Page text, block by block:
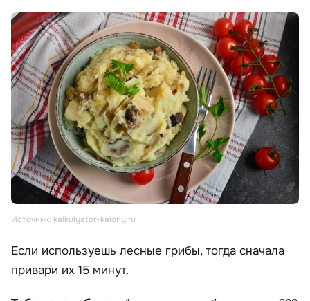
Источник: kalkulyator-kaloriy.ru
Если используешь лесные грибы, тогда сначала
привари их 15 минут.